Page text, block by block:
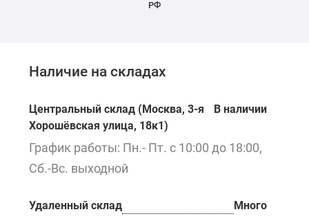
РФ
Наличие на складах
Центральный склад (Москва, 3-я
Хорошёвская улица, 18к1)
В наличии
График работы: Пн.- Пт. с 10:00 до 18:00,
Сб.-Вс. выходной
Удаленный склад Много